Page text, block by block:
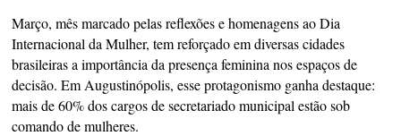
Março, mês marcado pelas reflexões e homenagens ao Dia
Internacional da Mulher, tem reforçado em diversas cidades
brasileiras a importância da presença feminina nos espaços de
decisão. Em Augustinópolis, esse protagonismo ganha destaque:
mais de 60% dos cargos de secretariado municipal estão sob
comando de mulheres.